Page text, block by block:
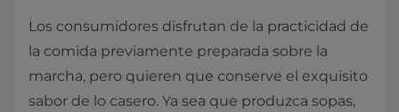
Los consumidores disfrutan de la practicidad de
la comida previamente preparada sobre la
marcha, pero quieren que conserve el exquisito
sabor de lo casero. Ya sea que produzca sopas,